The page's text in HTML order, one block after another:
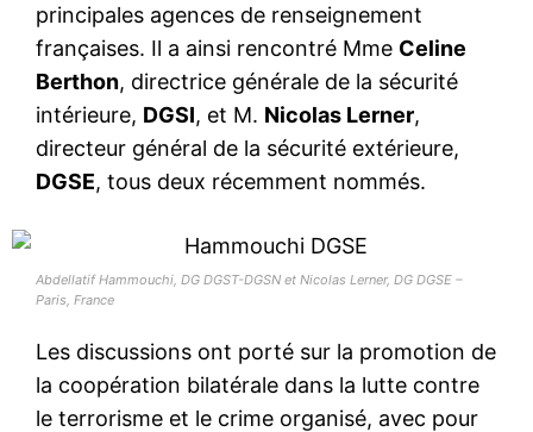
principales agences de renseignement
françaises. Il a ainsi rencontré Mme Celine
Berthon, directrice générale de la sécurité
intérieure, DGSI, et M. Nicolas Lerner,
directeur général de la sécurité extérieure,
DGSE, tous deux récemment nommés.
Abdellatif Hammouchi, DG DGST-DGSN et Nicolas Lerner, DG DGSE –
Paris, France
Les discussions ont porté sur la promotion de
la coopération bilatérale dans la lutte contre
le terrorisme et le crime organisé, avec pour